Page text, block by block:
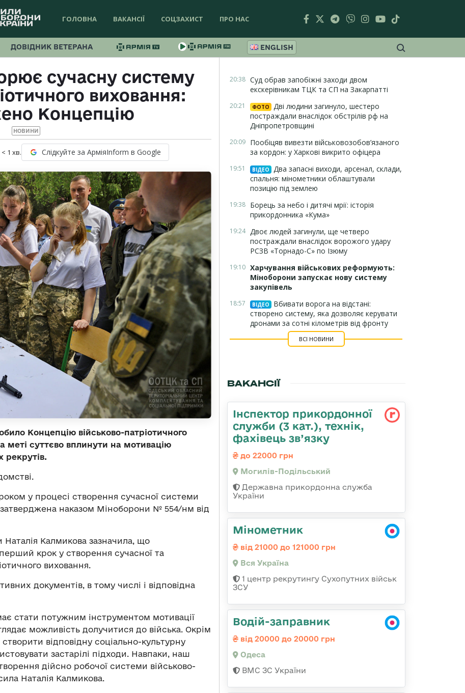
ГОЛОВНА ВАКАНСІЇ СОЦЗАХИСТ ПРО НАС
ДОВІДНИК ВЕТЕРАНА ENGLISH
сучасну систему
виховання:
Концепцію
НОВИНИ
< 1 хв. Слідкуйте за АрміяInform в Google
Концепцію військово-патріотичного
меті суттєво вплинути на мотивацію
рекрутів.
у процесі створення сучасної системи
затверджена наказом Міноборони № 554/нм від
Калмикова зазначила, що
крок у створення сучасної та
виховання.
документів, в тому числі і відповідна
стати потужним інструментом мотивації
можливість долучитися до війська. Окрім
відповідну соціально-культурну
застарілі підходи. Навпаки, наш
дійсно робочої системи військово-
Наталія Калмикова.
20:38 Суд обрав запобіжні заходи двом
екскерівникам ТЦК та СП на Закарпатті
20:21 ФОТО
Дві людини загинуло, шестеро
постраждали внаслідок обстрілів рф на
Дніпропетровщині
20:09 Пообіцяв вивезти військовозобов’язаного
за кордон: у Харкові викрито офіцера
19:51 ВІДЕО
Два запасні виходи, арсенал, склади,
спальня: мінометники облаштували
позицію під землею
19:38 Борець за небо і дитячі мрії: історія
прикордонника «Кума»
19:24 Двоє людей загинули, ще четверо
постраждали внаслідок ворожого удару
РСЗВ «Торнадо-С» по Ізюму
19:10 Харчування військових реформують:
Міноборони запускає нову систему
закупівель
18:57 ВІДЕО
Вбивати ворога на відстані:
створено систему, яка дозволяє керувати
дронами за сотні кілометрів від фронту
ВСІ НОВИНИ
ВАКАНСІЇ
Інспектор прикордонної
служби (3 кат.), технік,
фахівець зв’язку
до 22000 грн
Могилів-Подільський
Державна прикордонна служба
України
Мінометник
від 21000 до 121000 грн
Вся Україна
1 центр рекрутингу Сухопутних військ
ЗСУ
Водій-заправник
від 20000 до 20000 грн
Одеса
ВМС ЗС України